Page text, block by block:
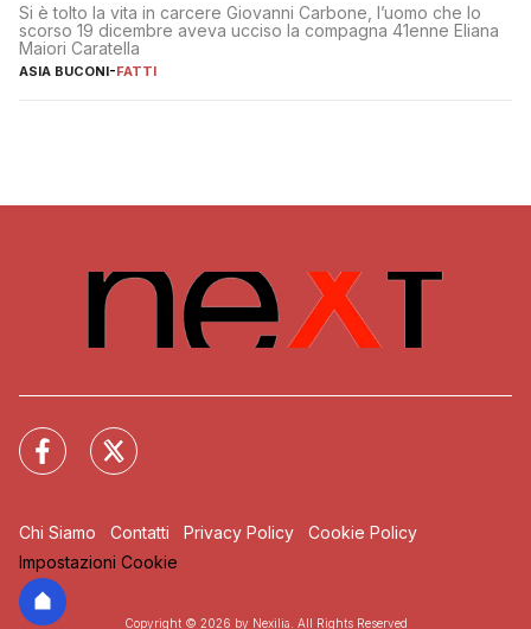
Si è tolto la vita in carcere Giovanni Carbone, l’uomo che lo
scorso 19 dicembre aveva ucciso la compagna 41enne Eliana
Maiori Caratella
ASIA BUCONI-FATTI
Chi Siamo Contatti Privacy Policy
Cookie Policy
Impostazioni Cookie
Copyright © 2026 by Nexilia. All Rights Reserved